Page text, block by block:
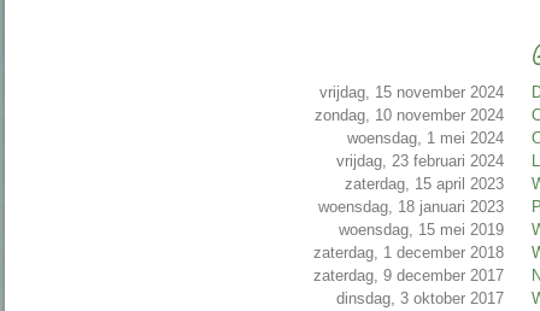
vrijdag, 15 november 2024
zondag, 10 november 2024
woensdag, 1 mei 2024
vrijdag, 23 februari 2024
zaterdag, 15 april 2023
woensdag, 18 januari 2023
woensdag, 15 mei 2019
zaterdag, 1 december 2018
zaterdag, 9 december 2017
dinsdag, 3 oktober 2017